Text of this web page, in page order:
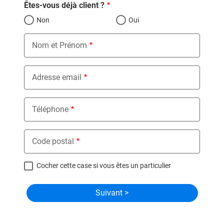
Êtes-vous déjà client ?
Non Oui
Nom et Prénom
Adresse email
Téléphone
Code postal
Cocher cette case si vous êtes un particulier